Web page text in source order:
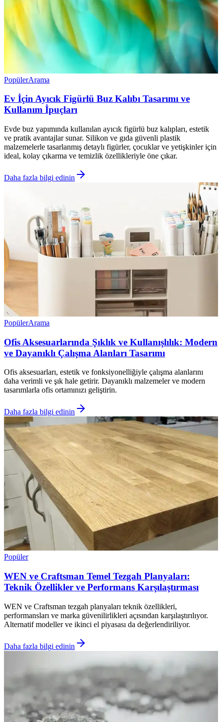
PopülerArama
Ev İçin Ayıcık Figürlü Buz Kalıbı Tasarımı ve
Kullanım İpuçları
Evde buz yapımında kullanılan ayıcık figürlü buz kalıpları, estetik
ve pratik avantajlar sunar. Silikon ve gıda güvenli plastik
malzemelerle tasarlanmış detaylı figürler, çocuklar ve yetişkinler için
ideal, kolay çıkarma ve temizlik özellikleriyle öne çıkar.
Daha fazla bilgi edinin
PopülerArama
Ofis Aksesuarlarında Şıklık ve Kullanışlılık: Modern
ve Dayanıklı Çalışma Alanları Tasarımı
Ofis aksesuarları, estetik ve fonksiyonelliğiyle çalışma alanlarını
daha verimli ve şık hale getirir. Dayanıklı malzemeler ve modern
tasarımlarla ofis ortamınızı geliştirin.
Daha fazla bilgi edinin
Popüler
WEN ve Craftsman Temel Tezgah Planyaları:
Teknik Özellikler ve Performans Karşılaştırması
WEN ve Craftsman tezgah planyaları teknik özellikleri,
performansları ve marka güvenilirlikleri açısından karşılaştırılıyor.
Alternatif modeller ve ikinci el piyasası da değerlendiriliyor.
Daha fazla bilgi edinin